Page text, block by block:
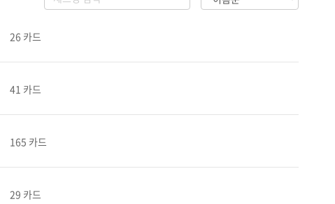
26 카드
41 카드
165 카드
29 카드